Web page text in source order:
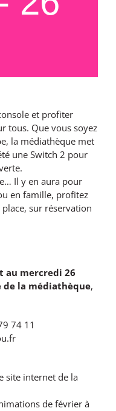
et profiter
tous. Que vous soyez
la médiathèque met
une Switch 2 pour
Il y en aura pour
en famille, profitez
sur réservation
au mercredi 26
de la médiathèque,
74 11
site internet de la
de février à